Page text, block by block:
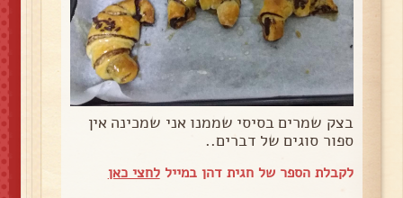
בצק שמרים בסיסי שממנו אני שמכינה אין
ספור סוגים של דברים..
לקבלת הספר של חגית דהן במייללחצי כאן